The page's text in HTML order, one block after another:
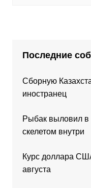
Последние
Сборную
иностранец
Рыбак выловил в
скелетом внутри
Курс доллара
августа